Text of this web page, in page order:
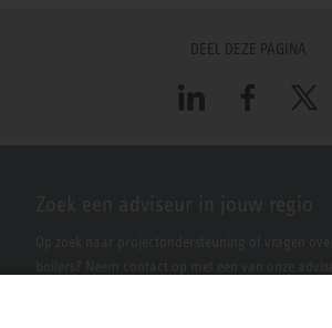
DEEL DEZE PAGINA
LinkedIn FacebookX